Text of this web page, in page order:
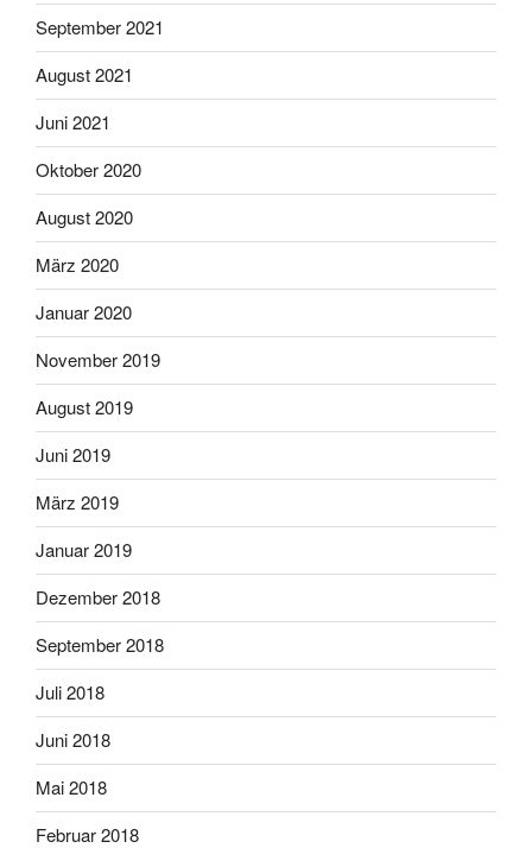
September 2021
August 2021
Juni 2021
Oktober 2020
August 2020
März 2020
Januar 2020
November 2019
August 2019
Juni 2019
März 2019
Januar 2019
Dezember 2018
September 2018
Juli 2018
Juni 2018
Mai 2018
Februar 2018